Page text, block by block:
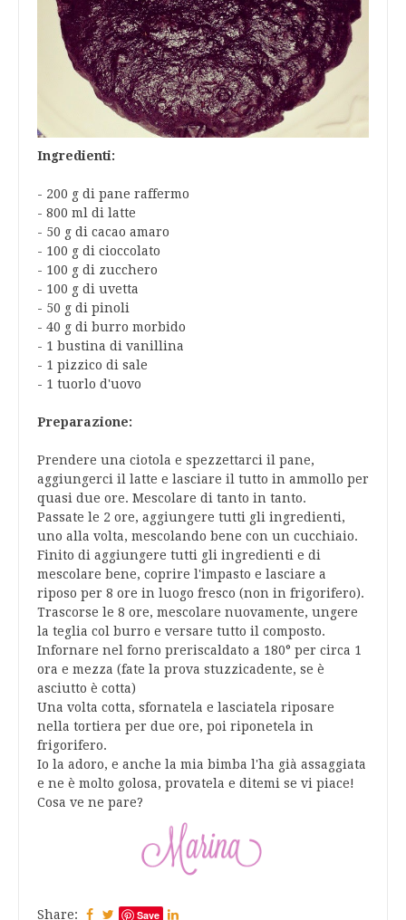
Ingredienti:
- 200 g di pane raffermo
- 800 ml di latte
- 50 g di cacao amaro
- 100 g di cioccolato
- 100 g di zucchero
- 100 g di uvetta
- 50 g di pinoli
- 40 g di burro morbido
- 1 bustina di vanillina
- 1 pizzico di sale
- 1 tuorlo d'uovo
Preparazione:
Prendere una ciotola e spezzettarci il pane,
aggiungerci il latte e lasciare il tutto in ammollo per
quasi due ore. Mescolare di tanto in tanto.
Passate le 2 ore, aggiungere tutti gli ingredienti,
uno alla volta, mescolando bene con un cucchiaio.
Finito di aggiungere tutti gli ingredienti e di
mescolare bene, coprire l'impasto e lasciare a
riposo per 8 ore in luogo fresco (non in frigorifero).
Trascorse le 8 ore, mescolare nuovamente, ungere
la teglia col burro e versare tutto il composto.
Infornare nel forno preriscaldato a 180° per circa 1
ora e mezza (fate la prova stuzzicadente, se è
asciutto è cotta)
Una volta cotta, sfornatela e lasciatela riposare
nella tortiera per due ore, poi riponetela in
frigorifero.
Io la adoro, e anche la mia bimba l'ha già assaggiata
e ne è molto golosa, provatela e ditemi se vi piace!
Cosa ve ne pare?
Share: Save